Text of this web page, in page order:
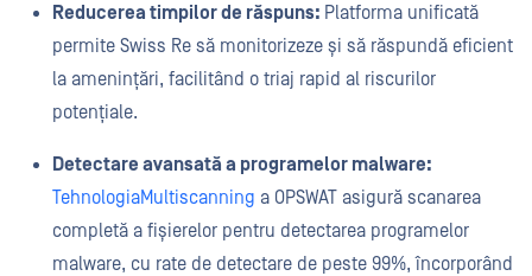
Reducerea timpilor de răspuns: Platforma unificată
permite Swiss Re să monitorizeze și să răspundă eficient
la amenințări, facilitând o triaj rapid al riscurilor
potențiale.
Detectare avansată a programelor malware:
TehnologiaMultiscanning a OPSWAT asigură scanarea
completă a fișierelor pentru detectarea programelor
malware, cu rate de detectare de peste 99%, încorporând